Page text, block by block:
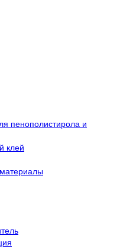
пенополистирола и
клей